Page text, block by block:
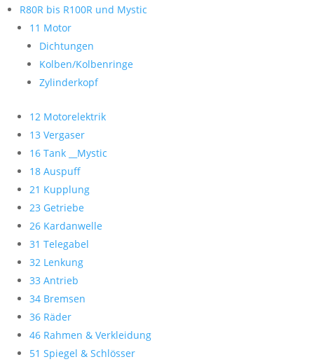
R80R bis R100R und Mystic
11 Motor
Dichtungen
Kolben/Kolbenringe
Zylinderkopf
12 Motorelektrik
13 Vergaser
16 Tank __Mystic
18 Auspuff
21 Kupplung
23 Getriebe
26 Kardanwelle
31 Telegabel
32 Lenkung
33 Antrieb
34 Bremsen
36 Räder
46 Rahmen & Verkleidung
51 Spiegel & Schlösser